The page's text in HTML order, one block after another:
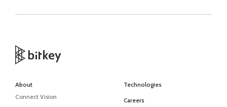
About
Connect Vision
Technologies
Careers